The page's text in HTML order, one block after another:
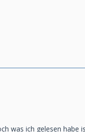
was ich gelesen habe